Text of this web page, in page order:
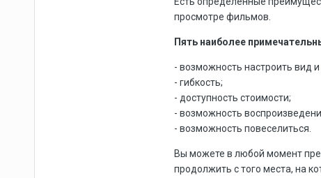
просмотре фильмов.
Пять наиболее
- возможность настроить вид
- гибкость;
- доступность стоимости;
- возможность
- возможность повеселиться.
Вы можете в любой момент
продолжить с того места, на